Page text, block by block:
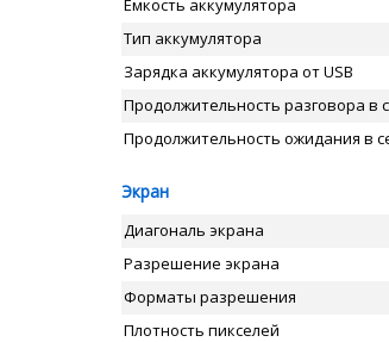
Емкость аккумулятора
Тип аккумулятора
Зарядка аккумулятора от USB
Продолжительность разговора в
Продолжительность ожидания в
Экран
Диагональ экрана
Разрешение экрана
Форматы разрешения
Плотность пикселей